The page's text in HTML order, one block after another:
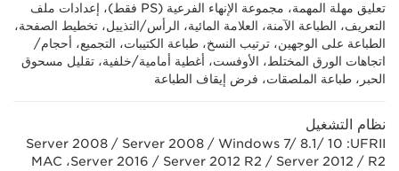
تعليق مهلة المهمة، مجموعة الإنهاء الفرعية (PS فقط)، إعدادات ملف
التعريف، الطباعة الآمنة، العلامة المائية، الرأس/التذييل، تخطيط الصفحة،
الطباعة على الوجهين، ترتيب النسخ، طباعة الكتيبات، التجميع، أحجام/
اتجاهات الورق المختلط، الأوفست، أغطية أمامية/خلفية، تقليل مسحوق
الحبر، طباعة الملصقات، فرض إيقاف الطباعة
نظام التشغيل
UFRII‏: Windows 7/ 8.1/ 10 / ‏Server 2008 / ‏Server 2008
R2 / ‏Server 2012 / ‏Server 2012 R2 / ‏Server 2016، ‏MAC